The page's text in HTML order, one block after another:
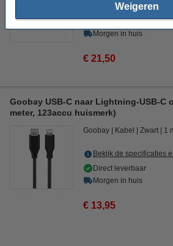
Weigeren
Bekijk de specificaties
Direct leverbaar
Morgen in huis
€ 21,50
Goobay USB-C naar Lightning-USB-C
meter, 123accu huismerk)
Goobay Kabel Zwart 1
Bekijk de specificaties
Direct leverbaar
Morgen in huis
€ 13,95